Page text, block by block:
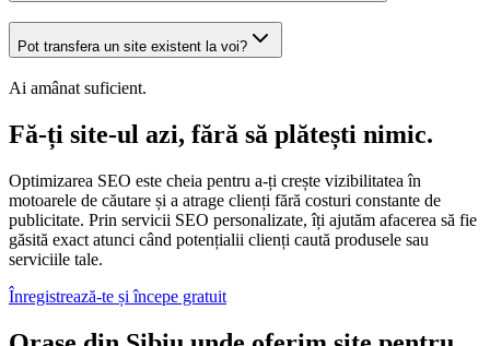
Pot transfera un site existent la voi?
Ai amânat suficient.
Fă-ți site-ul azi, fără să plătești nimic.
Optimizarea SEO este cheia pentru a-ți crește vizibilitatea în
motoarele de căutare și a atrage clienți fără costuri constante de
publicitate. Prin servicii SEO personalizate, îți ajutăm afacerea să fie
găsită exact atunci când potențialii clienți caută produsele sau
serviciile tale.
Înregistrează-te și începe gratuit